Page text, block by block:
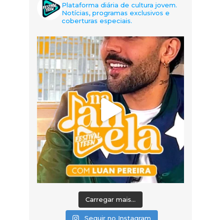
Plataforma diária de cultura jovem.
Notícias, programas exclusivos e
coberturas especiais.
Carregar mais...
Seguir no Instagram